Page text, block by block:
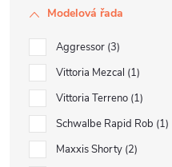
Modelová řada
Aggressor 3
Vittoria Mezcal 1
Vittoria Terreno 1
Schwalbe Rapid Rob 1
Maxxis Shorty 2